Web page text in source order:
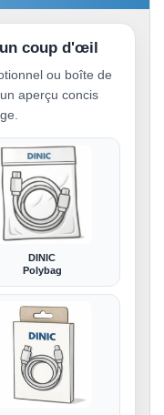
coup d'œil
ou boîte de
aperçu concis
DINIC
Polybag